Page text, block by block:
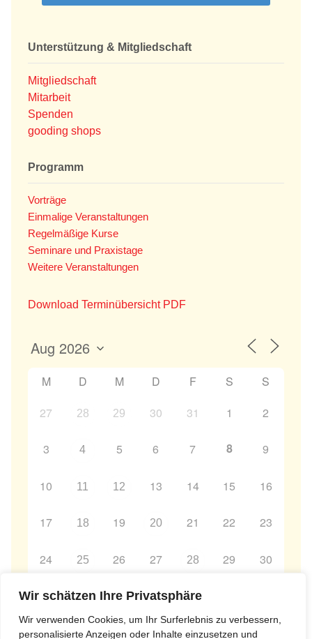
Wir schätzen Ihre Privatsphäre
Wir verwenden Cookies, um Ihr Surferlebnis zu verbessern,
personalisierte Anzeigen oder Inhalte einzusetzen und
Unterstützung & Mitgliedschaft
Mitgliedschaft
Mitarbeit
Spenden
gooding shops
Programm
Vorträge
Einmalige Veranstaltungen
Regelmäßige Kurse
Seminare und Praxistage
Weitere Veranstaltungen
Download Terminübersicht PDF
M D M D F S
S
27
28 29 30 31 1 2
3 4 5 6 7 8 9
10 11 12 13 14 15 16
17 18 19 20 21 22 23
24 25 26 27 28 29 30
31 1 2 3 4